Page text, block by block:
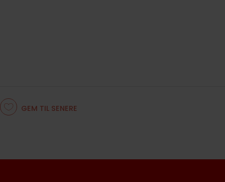
GEM TIL SENERE